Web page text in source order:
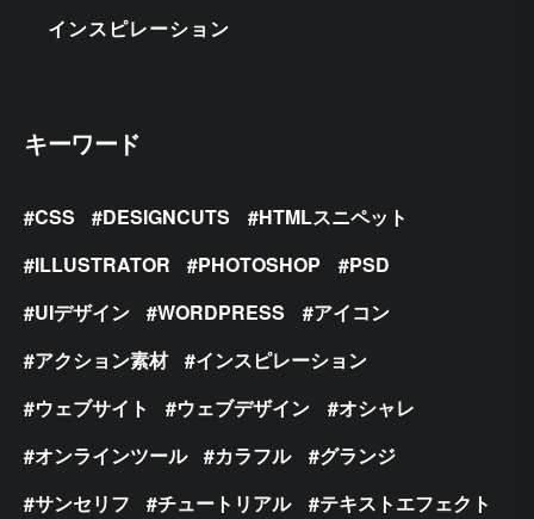
インスピレーション
キーワード
CSS DESIGNCUTS
HTMLスニペット
ILLUSTRATOR
PHOTOSHOP
PSD
UIデザイン
WORDPRESS
アイコン
アクション素材
インスピレーション
ウェブサイト
ウェブデザイン
オシャレ
オンラインツール
カラフル
グランジ
サンセリフ
チュートリアル
テキストエフェクト